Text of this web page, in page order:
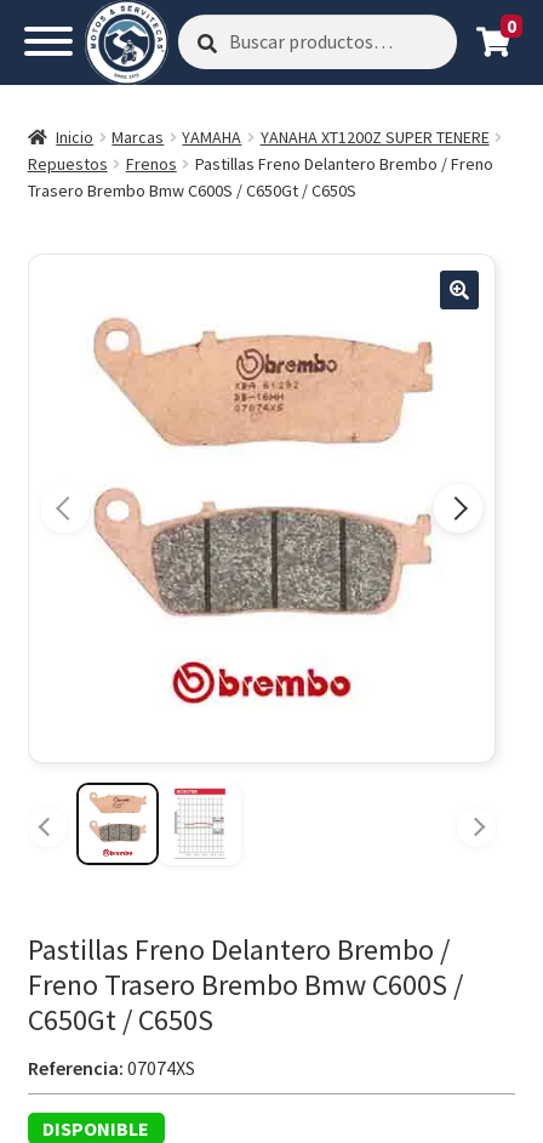
Buscar
por:
Buscar 0
Inicio Marcas YAMAHA
YANAHA XT1200Z SUPER TENERE
Repuestos
Frenos
Pastillas Freno Delantero Brembo / Freno
Trasero Brembo Bmw C600S / C650Gt / C650S
Pastillas Freno Delantero Brembo /
Freno Trasero Brembo Bmw C600S /
C650Gt / C650S
Referencia: 07074XS
DISPONIBLE